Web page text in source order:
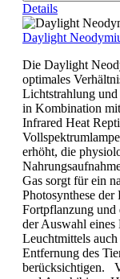
Details
Daylight
Die Daylight
optimales
Lichtstrahlung
in Kombination
Infrared Heat
erhöht, die
Gas sorgt für ein
Photosynthese
Fortpflanzung und
der Auswahl eines
Leuchtmittels
Entfernung des
berücksichtigen.